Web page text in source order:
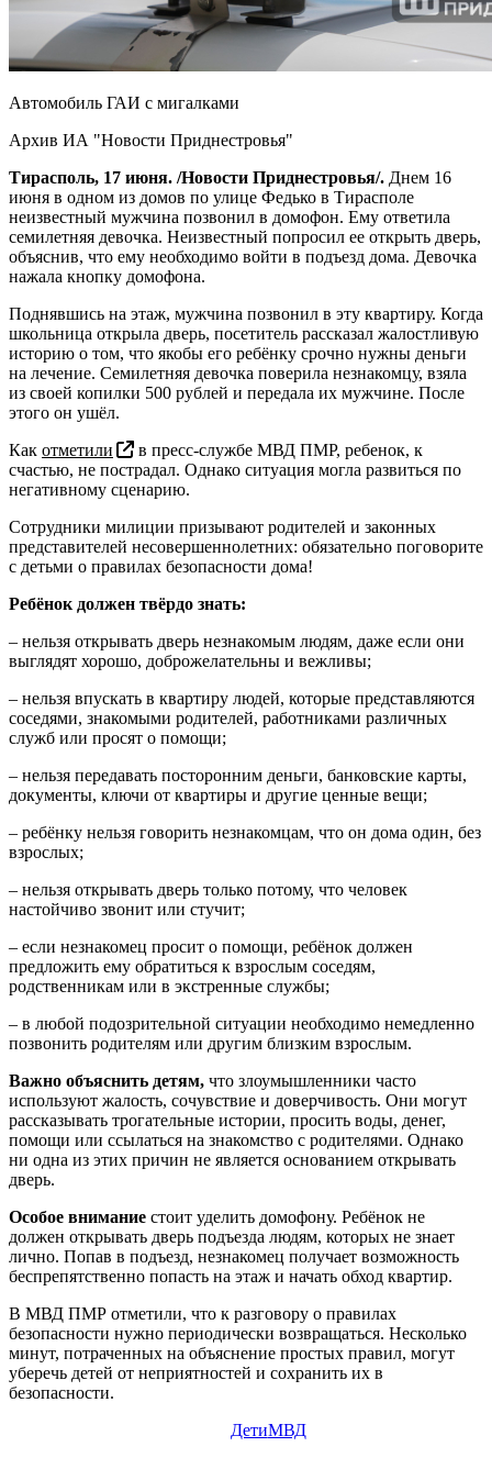
Автомобиль ГАИ с мигалками
Архив ИА "Новости Приднестровья"
Тирасполь, 17 июня. /Новости Приднестровья/. Днем 16
июня в одном из домов по улице Федько в Тирасполе
неизвестный мужчина позвонил в домофон. Ему ответила
семилетняя девочка. Неизвестный попросил ее открыть дверь,
объяснив, что ему необходимо войти в подъезд дома. Девочка
нажала кнопку домофона.
Поднявшись на этаж, мужчина позвонил в эту квартиру. Когда
школьница открыла дверь, посетитель рассказал жалостливую
историю о том, что якобы его ребёнку срочно нужны деньги
на лечение. Семилетняя девочка поверила незнакомцу, взяла
из своей копилки 500 рублей и передала их мужчине. После
этого он ушёл.
Как отметили
в пресс-службе МВД ПМР, ребенок, к
счастью, не пострадал. Однако ситуация могла развиться по
негативному сценарию.
Сотрудники милиции призывают родителей и законных
представителей несовершеннолетних: обязательно поговорите
с детьми о правилах безопасности дома!
Ребёнок должен твёрдо знать:
– нельзя открывать дверь незнакомым людям, даже если они
выглядят хорошо, доброжелательны и вежливы;
– нельзя впускать в квартиру людей, которые представляются
соседями, знакомыми родителей, работниками различных
служб или просят о помощи;
– нельзя передавать посторонним деньги, банковские карты,
документы, ключи от квартиры и другие ценные вещи;
– ребёнку нельзя говорить незнакомцам, что он дома один, без
взрослых;
– нельзя открывать дверь только потому, что человек
настойчиво звонит или стучит;
– если незнакомец просит о помощи, ребёнок должен
предложить ему обратиться к взрослым соседям,
родственникам или в экстренные службы;
– в любой подозрительной ситуации необходимо немедленно
позвонить родителям или другим близким взрослым.
Важно объяснить детям, что злоумышленники часто
используют жалость, сочувствие и доверчивость. Они могут
рассказывать трогательные истории, просить воды, денег,
помощи или ссылаться на знакомство с родителями. Однако
ни одна из этих причин не является основанием открывать
дверь.
Особое внимание стоит уделить домофону. Ребёнок не
должен открывать дверь подъезда людям, которых не знает
лично. Попав в подъезд, незнакомец получает возможность
беспрепятственно попасть на этаж и начать обход квартир.
В МВД ПМР отметили, что к разговору о правилах
безопасности нужно периодически возвращаться. Несколько
минут, потраченных на объяснение простых правил, могут
уберечь детей от неприятностей и сохранить их в
безопасности.
ДетиМВД